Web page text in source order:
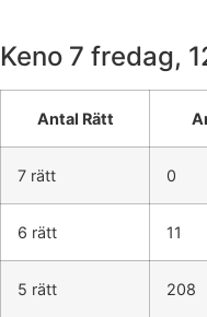
Keno 7 fredag,
Antal Rätt
7 rätt 0
6 rätt 11
5 rätt 208